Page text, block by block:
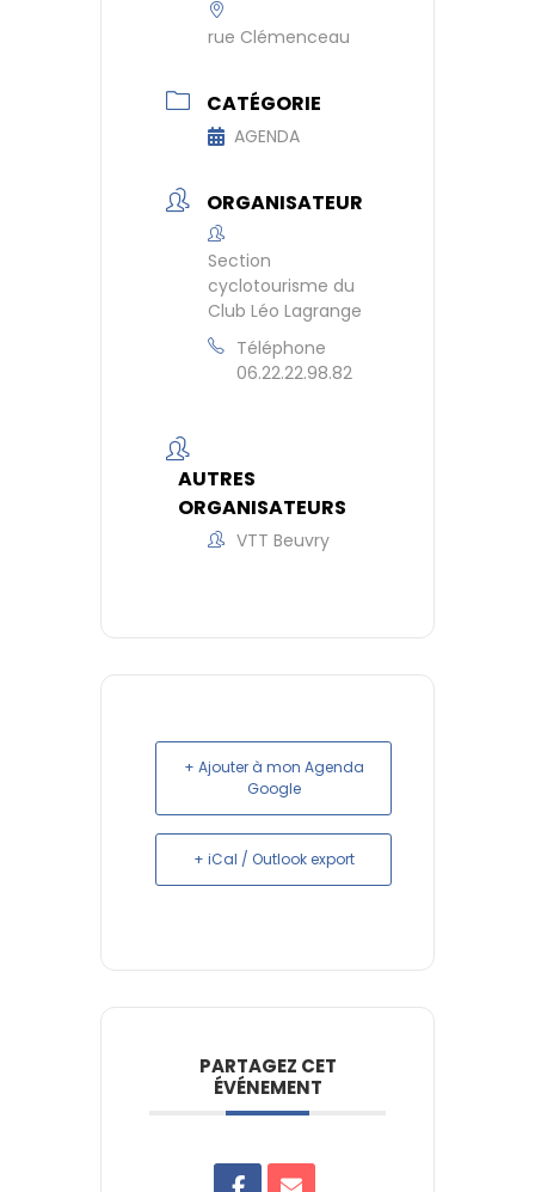
rue Clémenceau
CATÉGORIE
AGENDA
ORGANISATEUR
Section
cyclotourisme du
Club Léo Lagrange
Téléphone
06.22.22.98.82
AUTRES
ORGANISATEURS
VTT Beuvry
+ Ajouter à mon Agenda
Google
+ iCal / Outlook export
PARTAGEZ CET
ÉVÉNEMENT